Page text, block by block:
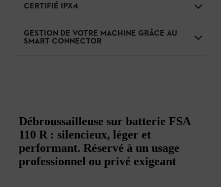
CERTIFIÉ IPX4
GESTION DE VOTRE MACHINE GRÂCE AU
SMART CONNECTOR
Débroussailleuse sur batterie FSA
110 R : silencieux, léger et
performant. Réservé à un usage
professionnel ou privé exigeant